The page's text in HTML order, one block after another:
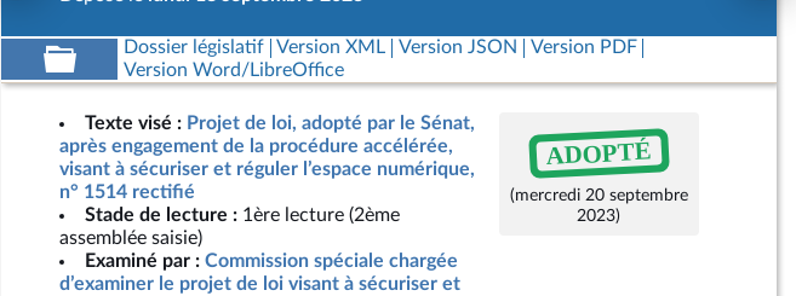
Dossier législatif Version XML Version JSON
Version PDF
Version Word/LibreOffice
Texte visé : Projet de loi, adopté par le Sénat,
après engagement de la procédure accélérée,
visant à sécuriser et réguler l’espace numérique,
n° 1514 rectifié
Stade de lecture : 1ère lecture (2ème
assemblée saisie)
Examiné par : Commission spéciale chargée
d’examiner le projet de loi visant à sécuriser et
ADOPTÉ
(mercredi 20 septembre
2023)